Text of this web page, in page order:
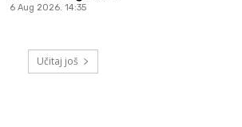
6 Aug 2026. 14:35
Učitaj još